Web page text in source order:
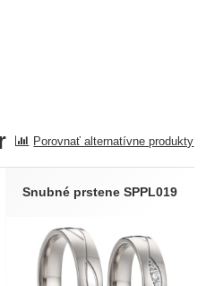
Porovnať alternatívne produkty
Snubné prstene SPPL019